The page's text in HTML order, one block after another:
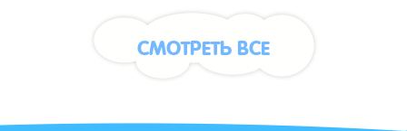
СМОТРЕТЬ ВСЕ